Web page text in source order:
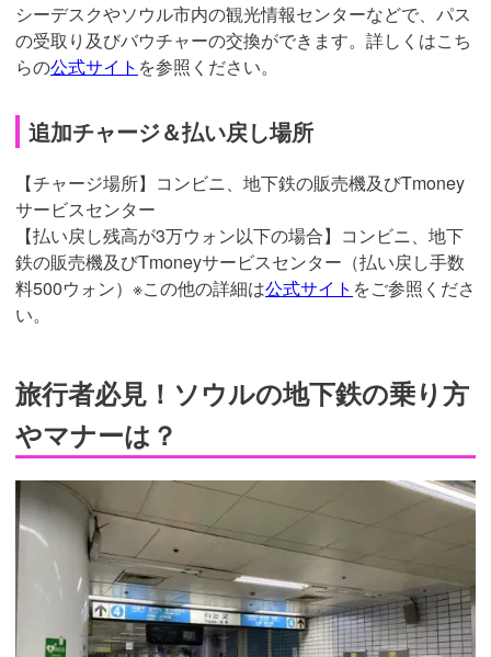
シーデスクやソウル市内の観光情報センターなどで、パス
の受取り及びバウチャーの交換ができます。詳しくはこち
らの公式サイト を参照ください。
追加チャージ＆払い戻し場所
【チャージ場所】コンビニ、地下鉄の販売機及びTmoney
サービスセンター
【払い戻し残高が3万ウォン以下の場合】コンビニ、地下
鉄の販売機及びTmoneyサービスセンター（払い戻し手数
料500ウォン）※この他の詳細は公式サイト をご参照くださ
い。
旅行者必見！ソウルの地下鉄の乗り方
やマナーは？